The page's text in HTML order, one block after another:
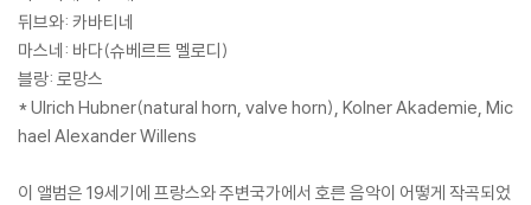
뒤브와: 카바티네
마스네: 바다(슈베르트 멜로디)
블랑: 로망스
* Ulrich Hubner(natural horn, valve horn), Kolner Akademie, Mic
hael Alexander Willens
이 앨범은 19세기에 프랑스와 주변국가에서 호른 음악이 어떻게 작곡되었